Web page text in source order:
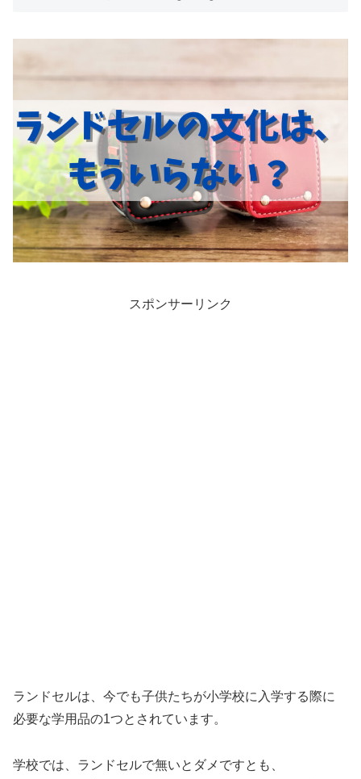
スポンサーリンク
ランドセルは、今でも子供たちが小学校に入学する際に
必要な学用品の1つとされています。
学校では、ランドセルで無いとダメですとも、